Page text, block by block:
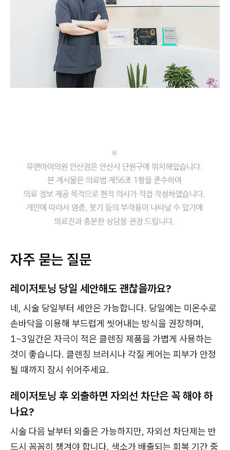
자주 묻는 질문
레이저토닝 당일 세안해도 괜찮을까요?
네, 시술 당일부터 세안은 가능합니다. 당일에는 미온수로
손바닥을 이용해 부드럽게 씻어내는 방식을 권장하며,
1~3일간은 자극이 적은 클렌징 제품을 가볍게 사용하는
것이 좋습니다. 클렌징 브러시나 각질 케어는 피부가 안정
될 때까지 잠시 쉬어주세요.
레이저토닝 후 외출하면 자외선 차단은 꼭 해야 하
나요?
시술 다음 날부터 외출은 가능하지만, 자외선 차단제는 반
드시 꼼꼼히 챙겨야 합니다. 색소가 배출되는 회복 기간 중